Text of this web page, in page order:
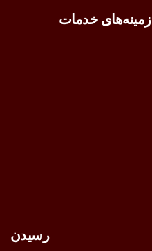
زمینه‌های خدمات
رسیدن